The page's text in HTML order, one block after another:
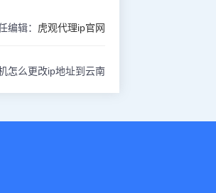
编辑： 虎观代理ip官网
怎么更改ip地址到云南